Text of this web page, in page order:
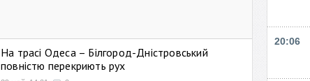
На трасі Одеса – Білгород-Дністровський
повністю перекриють рух
20:06